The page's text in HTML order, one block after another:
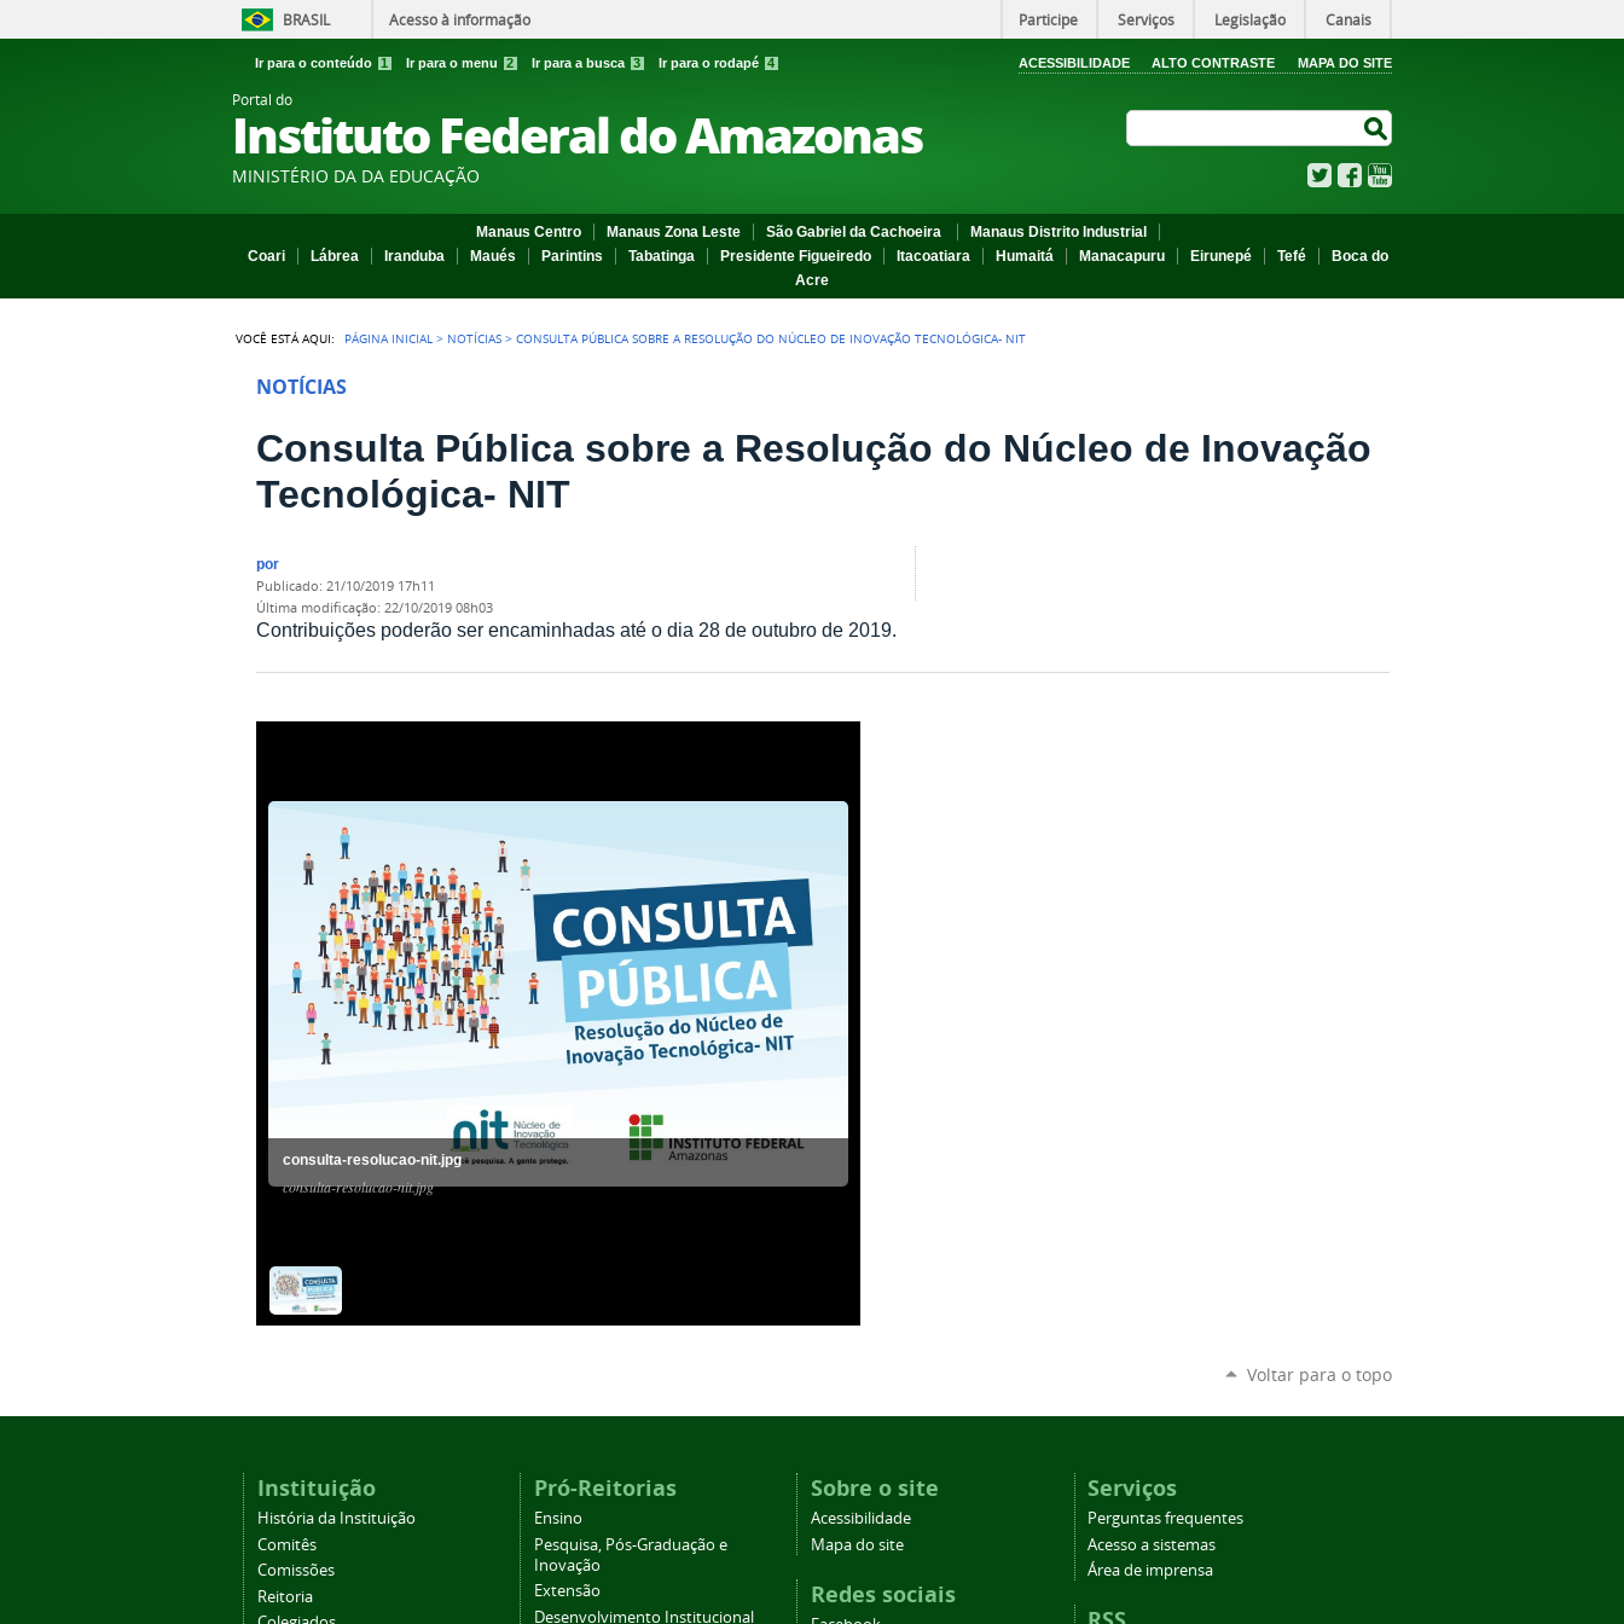
BRASIL Acesso à informação Participe Serviços Legislação Canais
Ir para o conteúdo 1 Ir para o menu 2 Ir para a busca 3 Ir para o rodapé 4 ACESSIBILIDADE ALTO CONTRASTE MAPA DO SITE
Portal do
Instituto Federal do Amazonas
MINISTÉRIO DA DA EDUCAÇÃO TwitterFacebook
Manaus Centro Manaus Zona Leste São Gabriel da Cachoeira
Manaus Distrito Industrial
Coari
Lábrea Iranduba Maués Parintins Tabatinga Presidente Figueiredo Itacoatiara Humaitá Manacapuru Eirunepé Tefé
Boca do
Acre
VOCÊ ESTÁ AQUI: PÁGINA INICIAL > NOTÍCIAS >CONSULTA PÚBLICA SOBRE A RESOLUÇÃO DO NÚCLEO DE INOVAÇÃO TECNOLÓGICA- NIT
NOTÍCIAS
Consulta Pública sobre a Resolução do Núcleo de Inovação
Tecnológica- NIT
por
publicado: 21/10/2019 17h11
última modificação: 22/10/2019 08h03
Contribuições poderão ser encaminhadas até o dia 28 de outubro de 2019.
consulta-resolucao-nit.jpg
consulta-resolucao-nit.jpg
Voltar para o topo
Instituição
História da Instituição
Comitês
Comissões
Reitoria
Pró-Reitorias
Ensino
Pesquisa, Pós-Graduação e
Inovação
Extensão
Desenvolvimento Institucional
Sobre o site
Acessibilidade
Mapa do site
Redes sociais
Serviços
Perguntas frequentes
Acesso a sistemas
Área de imprensa